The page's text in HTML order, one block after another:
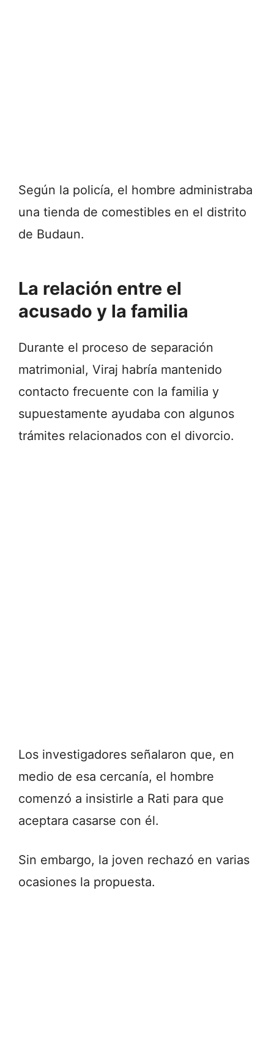
Según la policía, el hombre administraba
una tienda de comestibles en el distrito
de Budaun.
La relación entre el
acusado y la familia
Durante el proceso de separación
matrimonial, Viraj habría mantenido
contacto frecuente con la familia y
supuestamente ayudaba con algunos
trámites relacionados con el divorcio.
Los investigadores señalaron que, en
medio de esa cercanía, el hombre
comenzó a insistirle a Rati para que
aceptara casarse con él.
Sin embargo, la joven rechazó en varias
ocasiones la propuesta.